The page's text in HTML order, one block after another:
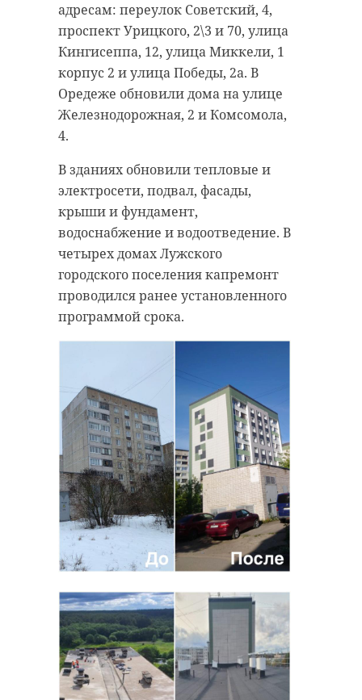
адресам: переулок Советский, 4,
проспект Урицкого, 2\3 и 70, улица
Кингисеппа, 12, улица Миккели, 1
корпус 2 и улица Победы, 2а. В
Оредеже обновили дома на улице
Железнодорожная, 2 и Комсомола,
4.
В зданиях обновили тепловые и
электросети, подвал, фасады,
крыши и фундамент,
водоснабжение и водоотведение. В
четырех домах Лужского
городского поселения капремонт
проводился ранее установленного
программой срока.